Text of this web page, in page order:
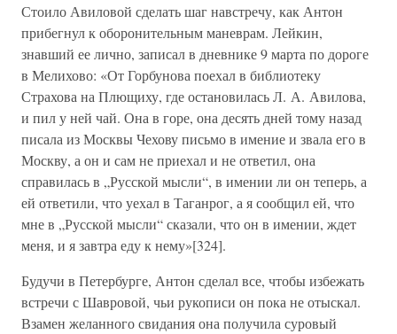
Стоило Авиловой сделать шаг навстречу, как Антон
прибегнул к оборонительным маневрам. Лейкин,
знавший ее лично, записал в дневнике 9 марта по дороге
в Мелихово: «От Горбунова поехал в библиотеку
Страхова на Плющиху, где остановилась Л. А. Авилова,
и пил у ней чай. Она в горе, она десять дней тому назад
писала из Москвы Чехову письмо в имение и звала его в
Москву, а он и сам не приехал и не ответил, она
справилась в „Русской мысли“, в имении ли он теперь, а
ей ответили, что уехал в Таганрог, а я сообщил ей, что
мне в „Русской мысли“ сказали, что он в имении, ждет
меня, и я завтра еду к нему»[324].
Будучи в Петербурге, Антон сделал все, чтобы избежать
встречи с Шавровой, чьи рукописи он пока не отыскал.
Взамен желанного свидания она получила суровый